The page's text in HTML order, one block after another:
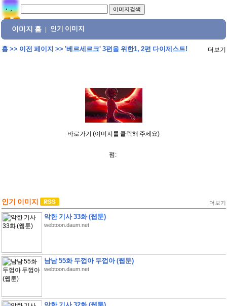
이미지 홈 인기 이미지
홈>> 이전 페이지 >> '베르세르크' 3편을 위한1, 2편 다이제스트! 더보기
바로가기 (이미지를 클릭해 주세요)
펌:
인기 이미지 더보기
악한 기사 33화 (웹툰)
webtoon.daum.net
남남 55화 두껍아 두껍아 (웹툰)
webtoon.daum.net